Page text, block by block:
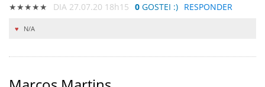
★★★★★ DIA 27.07.20 18h15 0 GOSTEI :) RESPONDER
N/A